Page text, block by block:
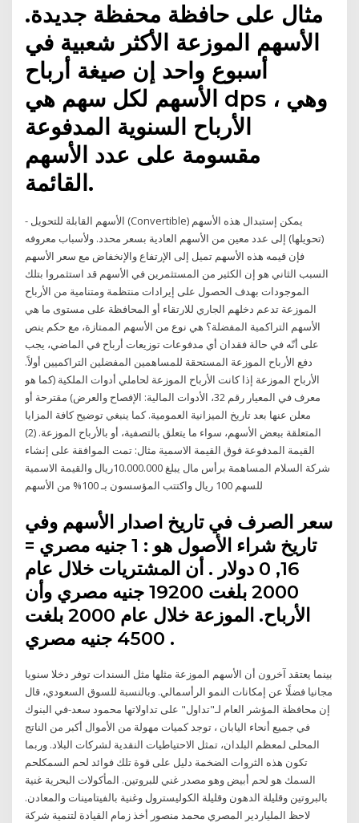
مثال على حافظة محفظة جديدة.
الأسهم الموزعة الأكثر شعبية في
أسبوع واحد إن صيغة أرباح
الأسهم لكل سهم هي dps ، وهي
الأرباح السنوية المدفوعة
مقسومة على عدد الأسهم
القائمة.
- الأسهم القابلة للتحويل (Convertible) يمكن إستبدال هذه الأسهم
(تحويلها) إلى عدد معين من الأسهم العادية بسعر محدد. ولأسباب معروفه
فإن قيمه هذه الأسهم تميل إلى الإرتفاع والإنخفاض مع سعر الأسهم
السبب الثاني هو إن الكثير من المستثمرين في الأسهم قد استثمروا بتلك
الموجودات بهدف الحصول على إيرادات منتظمة ومتنامية من الأرباح
الموزعة تدعم دخلهم الجاري للارتقاء أو المحافظة على مستوى ما هي
الأسهم التراكمية المفضلة؟ هي نوع من الأسهم الممتازة، مع حكم ينص
على أنّه في حالة فقدان أي مدفوعات توزيعات أرباح في الماضي، يجب
دفع الأرباح الموزعة المستحقة للمساهمين المفضلين التراكميين أولاً.
الأرباح الموزعة إذا كانت الأرباح الموزعة لحاملي أدوات الملكية (كما هو
معرف في المعيار رقم 32، الأدوات المالية: الإفصاح والعرض) مقترحة أو
معلن عنها بعد تاريخ الميزانية العمومية. كما ينبغي توضيح كافة المزايا
المتعلقة ببعض الأسهم، سواء ما يتعلق بالتصفية، أو بالأرباح الموزعة. (2)
القيمة المدفوعة فوق القيمة الاسمية مثال: تمت الموافقة على إنشاء
شركة السلام المساهمة برأس مال يبلغ 10.000.000ريال والقيمة الاسمية
للسهم 100 ريال واكتتب المؤسسون بـ 100% من الأسهم
سعر الصرف في تاريخ اصدار الأسهم وفي
تاريخ شراء الأصول هو : 1 جنيه مصري =
16, 0 دولار . أن المشتريات خلال عام
2000 بلغت 19200 جنيه مصري وأن
الأرباح. الموزعة خلال عام 2000 بلغت
4500 جنيه مصري .
بينما يعتقد آخرون أن الأسهم الموزعة مثلها مثل السندات توفر دخلا سنويا
مجانيا فضلًا عن إمكانات النمو الرأسمالي. وبالنسبة للسوق السعودي، قال
إن محافظة المؤشر العام لـ"تداول" على تداولاتها محمود سعد-في البنوك
في جميع أنحاء اليابان ، توجد كميات مهولة من الأموال أكبر من الناتج
المحلى لمعظم البلدان، تمثل الاحتياطيات النقدية لشركات البلاد. وربما
تكون هذه الثروات الضخمة دليل على قوة تلك فوائد لحم السمكلحم
السمك هو لحم أبيض وهو مصدر غني للبروتين. المأكولات البحرية غنية
بالبروتين وقليلة الدهون وقليلة الكوليسترول وغنية بالفيتامينات والمعادن.
لاحظ الملياردير المصري محمد منصور أخذ زمام القيادة لتنمية شركة